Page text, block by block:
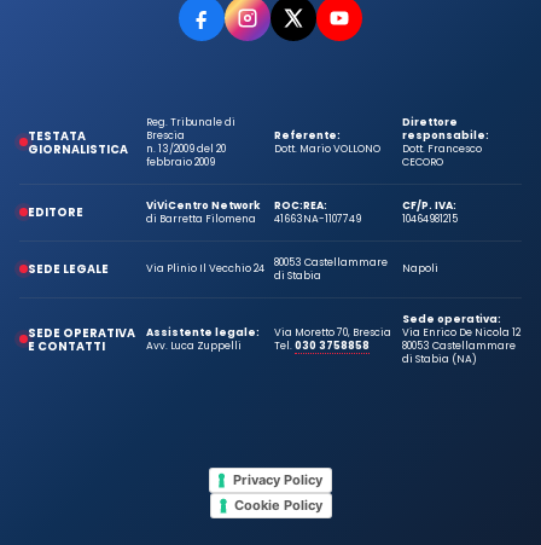
TESTATA
GIORNALISTICA
Reg. Tribunale di
Brescia
n. 13/2009 del 20
febbraio 2009
Referente:
Dott. Mario VOLLONO
Direttore
responsabile:
Dott. Francesco
CECORO
EDITORE
ViViCentro Network
di Barretta Filomena
ROC:
41663
REA:
NA-1107749
CF/P. IVA:
10464981215
SEDE LEGALE Via Plinio Il Vecchio 24
80053 Castellammare
di Stabia
Napoli
SEDE OPERATIVA
E CONTATTI
Assistente legale:
Avv. Luca Zuppelli
Via Moretto 70, Brescia
Tel.030 3758858
Sede operativa:
Via Enrico De Nicola 12
80053 Castellammare
di Stabia (NA)
Privacy Policy
Cookie Policy